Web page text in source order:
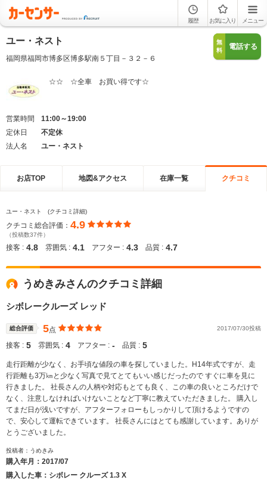
履歴 お気に入り メニュー
ユー・ネスト
福岡県福岡市博多区博多駅南５丁目－３２－６
無
料
電話する
☆☆ ☆全車 お買い得です☆
営業時間
11:00～19:00
定休日
不定休
法人名
ユー・ネスト
お店TOP 地図&アクセス 在庫一覧 クチコミ
ユー・ネスト (クチコミ詳細)
クチコミ総合評価： 4.9
（投稿数37件）
接客 : 4.8 雰囲気 : 4.1 アフター : 4.3 品質 : 4.7
うめきみさんのクチコミ詳細
シボレークルーズ レッド
総合評価 5点 2017/07/30投稿
接客 : 5 雰囲気 : 4 アフター : ‐ 品質 : 5
走行距離が少なく、お手頃な値段の車を探していました。H14年式ですが、走
行距離も3万㎞と少なく写真で見てとてもいい感じだったので すぐに車を見に
行きました。 社長さんの人柄や対応もとても良く、この車の良いところだけで
なく、注意しなければいけないことなど丁寧に教えていただきました。 購入し
てまだ日が浅いですが、アフターフォローもしっかりして頂けるようですの
で、安心して運転できています。 社長さんにはとても感謝しています。ありが
とうございました。
投稿者：うめきみ
購入年月： 2017/07
購入した車：シボレー クルーズ 1.3 X